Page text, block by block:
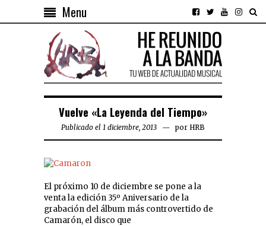
Menu
Vuelve «La Leyenda del Tiempo»
Publicado el 1 diciembre, 2013 por HRB
El próximo 10 de diciembre se pone a la
venta la edición 35º Aniversario de la
grabación del álbum más controvertido de
Camarón, el disco que